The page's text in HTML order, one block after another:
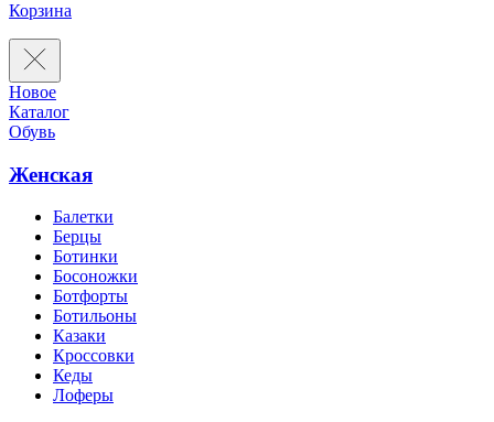
Корзина
Новое
Каталог
Обувь
Женская
Балетки
Берцы
Ботинки
Босоножки
Ботфорты
Ботильоны
Казаки
Кроссовки
Кеды
Лоферы